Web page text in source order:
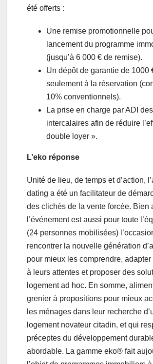
été offerts :
Une remise promotionnelle
lancement du programme
(jusqu’à 6 000 € de remise).
Un dépôt de garantie de 1000
seulement à la réservation
10% conventionnels).
La prise en charge par ADI
intercalaires afin de réduire
double loyer ».
L’eko réponse
Unité de lieu, de temps et d’action,
dating a été un facilitateur de
des clichés de la vente forcée. Bien
l’événement est aussi pour toute
(24 personnes mobilisées)
rencontrer la nouvelle génération
pour mieux les comprendre,
à leurs attentes et proposer des
logement ad hoc. En somme,
grenier à propositions pour mieux
les ménages dans leur recherche
logement novateur citadin, et qui
préceptes du développement
abordable. La gamme eko® fait